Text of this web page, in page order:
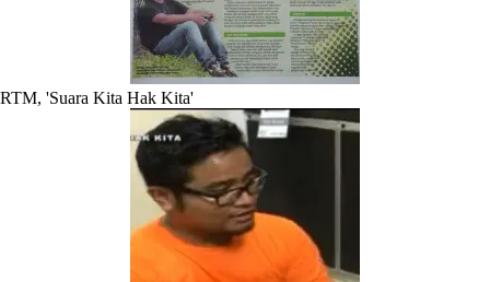
RTM, 'Suara Kita Hak Kita'